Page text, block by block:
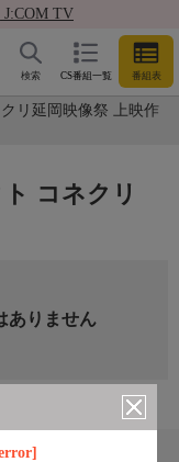
TV
CS番組一覧 番組表
検索
リ延岡映像祭 上映作
コネクリ
ありません